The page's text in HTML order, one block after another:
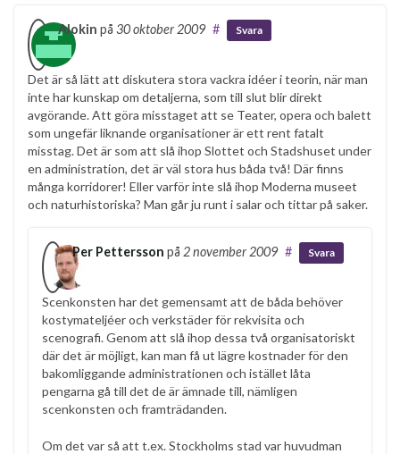
Alokin på 30 oktober 2009 # Svara
Det är så lätt att diskutera stora vackra idéer i teorin, när man
inte har kunskap om detaljerna, som till slut blir direkt
avgörande. Att göra misstaget att se Teater, opera och balett
som ungefär liknande organisationer är ett rent fatalt
misstag. Det är som att slå ihop Slottet och Stadshuset under
en administration, det är väl stora hus båda två! Där finns
många korridorer! Eller varför inte slå ihop Moderna museet
och naturhistoriska? Man går ju runt i salar och tittar på saker.
Per Pettersson på 2 november 2009 # Svara
Scenkonsten har det gemensamt att de båda behöver
kostymateljéer och verkstäder för rekvisita och
scenografi. Genom att slå ihop dessa två organisatoriskt
där det är möjligt, kan man få ut lägre kostnader för den
bakomliggande administrationen och istället låta
pengarna gå till det de är ämnade till, nämligen
scenkonsten och framträdanden.
Om det var så att t.ex. Stockholms stad var huvudman